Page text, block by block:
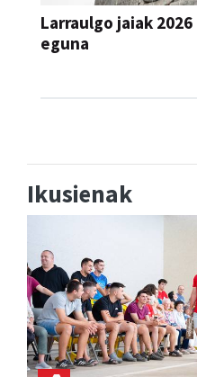
Larraulgo jaiak
eguna
Ikusienak